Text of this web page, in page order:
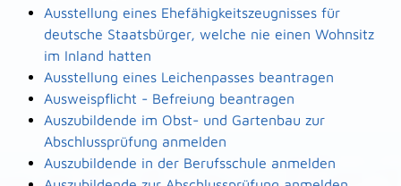
Ausstellung eines Ehefähigkeitszeugnisses für
deutsche Staatsbürger, welche nie einen Wohnsitz
im Inland hatten
Ausstellung eines Leichenpasses beantragen
Ausweispflicht - Befreiung beantragen
Auszubildende im Obst- und Gartenbau zur
Abschlussprüfung anmelden
Auszubildende in der Berufsschule anmelden